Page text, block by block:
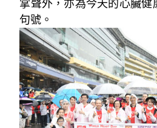
掌聲外，亦為今天的心臟健
句號。